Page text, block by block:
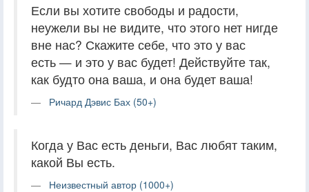
Если вы хотите свободы и радости,
неужели вы не видите, что этого нет нигде
вне нас? Скажите себе, что это у вас
есть — и это у вас будет! Действуйте так,
как будто она ваша, и она будет ваша!
Ричард Дэвис Бах (50+)
Когда у Вас есть деньги, Вас любят таким,
какой Вы есть.
Неизвестный автор (1000+)